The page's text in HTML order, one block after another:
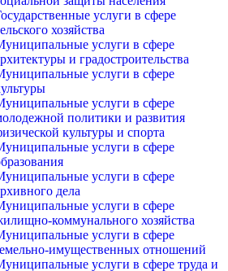
услуги в сфере
хозяйства
услуги в сфере
и градостроительства
услуги в сфере
услуги в сфере
политики и развития
культуры и спорта
услуги в сфере
услуги в сфере
дела
услуги в сфере
коммунального хозяйства
услуги в сфере
имущественных отношений
услуги в сфере труда и